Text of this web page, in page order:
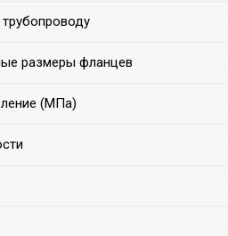
размеры фланцев
(МПа)